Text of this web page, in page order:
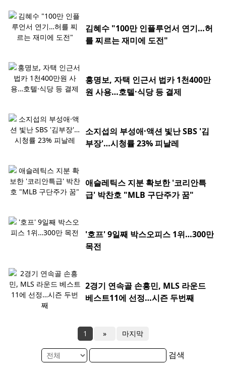
김혜수 "100만 인플루언서 연기…허
를 찌르는 재미에 도전"
홍명보, 자택 인근서 법카 1천400만
원 사용…호텔·식당 등 결제
소지섭의 부성애·액션 빛난 SBS '김
부장'…시청률 23% 피날레
애슬레틱스 지분 확보한 '코리안특
급' 박찬호 "MLB 구단주가 꿈"
'호프' 9일째 박스오피스 1위…300만
목전
2경기 연속골 손흥민, MLS 라운드
베스트11에 선정…시즌 두번째
1 » 마지막
검색